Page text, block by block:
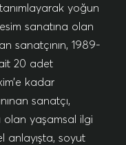
yoğun
sanatına olan
sanatçının, 1989-
20 adet
kadar
sanatçı,
olan yaşamsal ilgi
anlayışta, soyut